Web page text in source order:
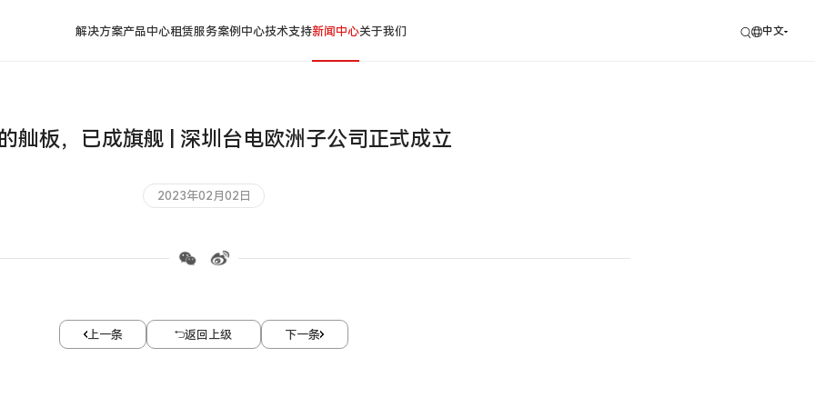
解决方案产品中心租赁服务案例中心技术支持新闻中心关于我们 中文
舢板，已成旗舰 | 深圳台电欧洲子公司正式成立
2023年02月02日
上一条 返回上级 下一条